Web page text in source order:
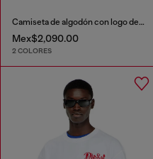
Camiseta de algodón con logo destacado estampado
Mex$2,090.00
2 COLORES